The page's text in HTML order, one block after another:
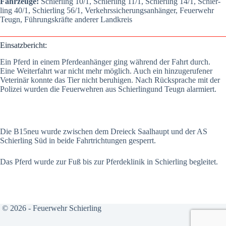
ling 40/1, Schier­ling 56/1, Ver­kehrs­si­che­rungs­an­hän­ger, Feu­er­wehr
Teugn, Füh­rungs­kräf­te ande­rer Land­kreis
Ein­satz­be­richt:
Ein Pferd in einem Pfer­de­an­hän­ger ging wäh­rend der Fahrt durch.
Eine Wei­ter­fahrt war nicht mehr mög­lich. Auch ein hin­zu­ge­ru­fe­ner
Vete­ri­när konn­te das Tier nicht beru­hi­gen. Nach Rück­spra­che mit der
Poli­zei wur­den die Feu­er­weh­ren aus Schier­lin­gund Teugn alar­miert.
Die B15neu wur­de zwi­schen dem Drei­eck Saal­haupt und der AS
Schier­ling Süd in bei­de Fahrt­rich­tun­gen gesperrt.
Das Pferd wur­de zur Fuß bis zur Pfer­de­kli­nik in Schier­ling beglei­tet.
© 2026 - Feuerwehr Schierling